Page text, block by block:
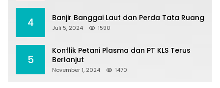
4 Banjir Banggai Laut dan Perda Tata Ruang
Juli 5, 2024 1590
5
Konflik Petani Plasma dan PT KLS Terus
Berlanjut
November 1, 2024 1470